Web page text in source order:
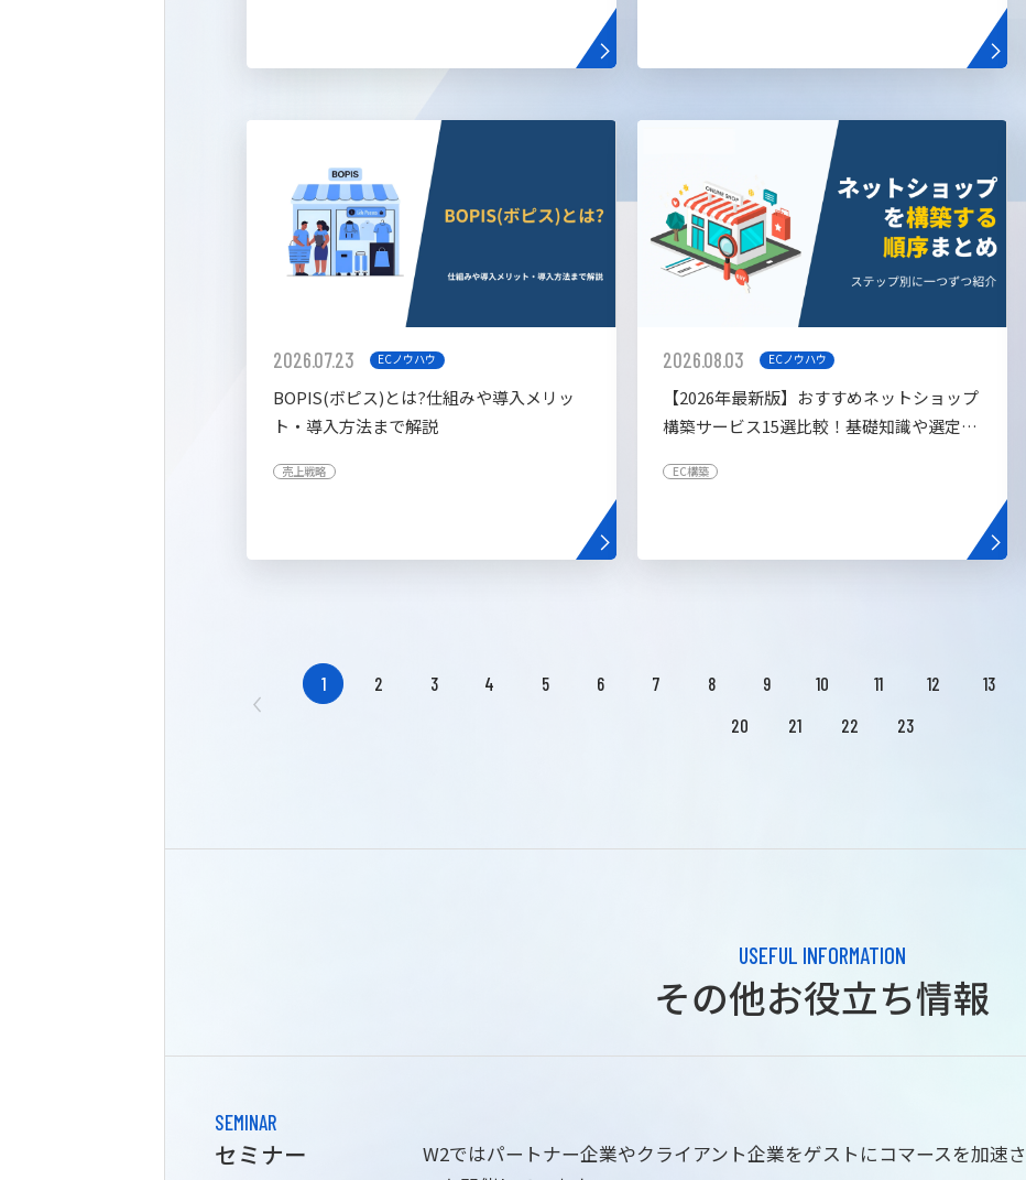
2026.07.23 ECノウハウ
BOPIS(ボピス)とは?仕組みや導入メリッ
ト・導入方法まで解説
売上戦略
2026.08.03 ECノウハウ
【2026年最新版】おすすめネットショップ
構築サービス15選比較！基礎知識や選定基
EC構築
1 2 3 4 5 6 7 8 9 10 11 12 13
20
21 22 23
USEFUL INFORMATION
その他お役立ち情報
SEMINAR
セミナー
W2ではパートナー企業やクライアント企業をゲストにコマースを加速